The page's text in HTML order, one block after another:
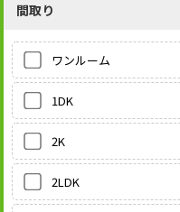
間取り
ワンルーム
1DK
2K
2LDK